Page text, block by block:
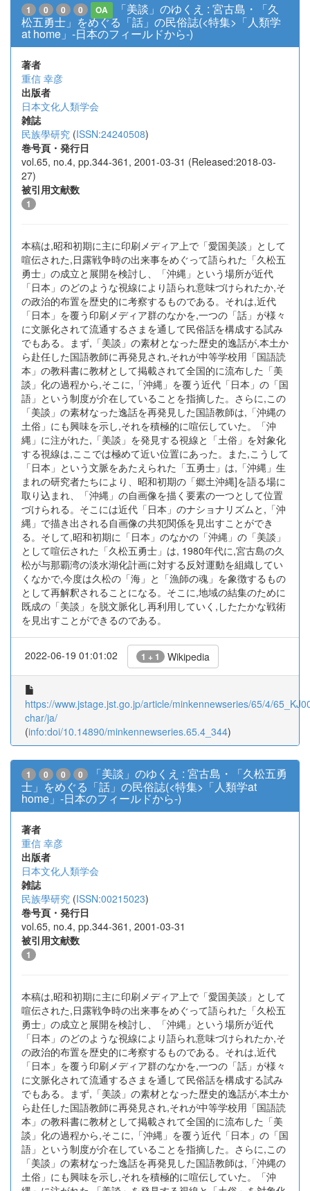
1 0 0 0 OA
「美談」のゆくえ : 宮古島・「久
松五勇士」をめぐる「話」の民俗誌(<特集>「人類学
at home」-日本のフィールドから-)
著者
重信 幸彦
出版者
日本文化人類学会
雑誌
民族學研究 (ISSN:24240508)
巻号頁・発行日
vol.65, no.4, pp.344-361, 2001-03-31 (Released:2018-03-
27)
被引用文献数
1
本稿は,昭和初期に主に印刷メディア上で「愛国美談」として
喧伝された,日露戦争時の出来事をめぐって語られた「久松五
勇士」の成立と展開を検討し、「沖縄」という場所が近代
「日本」のどのような視線により語られ意味づけられたか,そ
の政治的布置を歴史的に考察するものである。それは,近代
「日本」を覆う印刷メディア群のなかを,一つの「話」が様々
に文脈化されて流通するさまを通して民俗話を構成する試み
でもある。まず,「美談」の素材となった歴史的逸話が,本土か
ら赴任した国語教師に再発見され,それが中等学校用「国語読
本」の教科書に教材として掲載されて全国的に流布した「美
談」化の過程から,そこに,「沖縄」を覆う近代「日本」の「国
語」という制度が介在していることを指摘した。さらに,この
「美談」の素材なった逸話を再発見した国語教師は,「沖縄の
土俗」にも興味を示し,それを積極的に喧伝していた。「沖
縄」に注がれた,「美談」を発見する視線と「土俗」を対象化
する視線は,ここでは極めて近い位置にあった。また,こうして
「日本」という文脈をあたえられた「五勇士」は,「沖縄」生
まれの研究者たちにより、昭和初期の「郷土沖縄]を語る場に
取り込まれ、「沖縄」の自画像を描く要素の一つとして位置
づけられる。そこには近代「日本」のナショナリズムと,「沖
縄」で描き出される自画像の共犯関係を見出すことができ
る。そして,昭和初期に「日本」のなかの「沖縄」の「美談」
として喧伝された「久松五勇士」は, 1980年代に,宮古島の久
松が与那覇湾の淡水湖化計画に対する反対運動を組織してい
くなかで,今度は久松の「海」と「漁師の魂」を象徴するもの
として再解釈されることになる。そこに,地域の結集のために
既成の「美談」を脱文脈化し再利用していく,したたかな戦術
を見出すことができるのである。
2022-06-19 01:01:02 1 + 1 Wikipedia
https://www.jstage.jst.go.jp/article/minkennewseries/65/4/
char/ja/
(info:doi/10.14890/minkennewseries.65.4_344)
1 0 0 0
「美談」のゆくえ : 宮古島・「久松五勇
士」をめぐる「話」の民俗誌(<特集>「人類学at
home」-日本のフィールドから-)
著者
重信 幸彦
出版者
日本文化人類学会
雑誌
民族學研究 (ISSN:00215023)
巻号頁・発行日
vol.65, no.4, pp.344-361, 2001-03-31
被引用文献数
1
本稿は,昭和初期に主に印刷メディア上で「愛国美談」として
喧伝された,日露戦争時の出来事をめぐって語られた「久松五
勇士」の成立と展開を検討し、「沖縄」という場所が近代
「日本」のどのような視線により語られ意味づけられたか,そ
の政治的布置を歴史的に考察するものである。それは,近代
「日本」を覆う印刷メディア群のなかを,一つの「話」が様々
に文脈化されて流通するさまを通して民俗話を構成する試み
でもある。まず,「美談」の素材となった歴史的逸話が,本土か
ら赴任した国語教師に再発見され,それが中等学校用「国語読
本」の教科書に教材として掲載されて全国的に流布した「美
談」化の過程から,そこに,「沖縄」を覆う近代「日本」の「国
語」という制度が介在していることを指摘した。さらに,この
「美談」の素材なった逸話を再発見した国語教師は,「沖縄の
土俗」にも興味を示し,それを積極的に喧伝していた。「沖